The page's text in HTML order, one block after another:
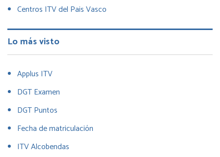
Centros ITV del Pais Vasco
Lo más visto
Applus ITV
DGT Examen
DGT Puntos
Fecha de matriculación
ITV Alcobendas